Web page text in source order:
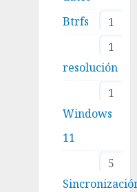
1
Btrfs
1
resolución
1
Windows
11
5